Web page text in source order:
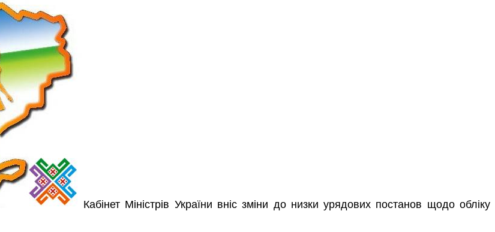
Кабінет Міністрів України вніс зміни до низки урядових постанов щодо обліку